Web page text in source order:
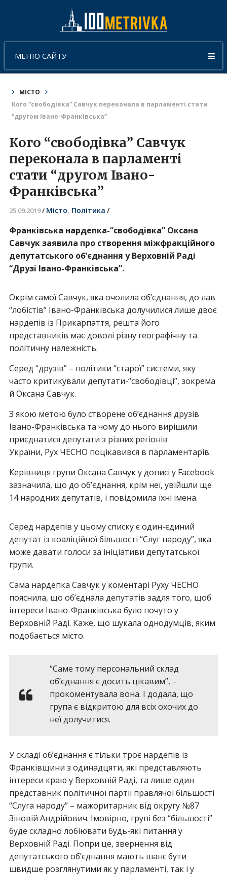
МЕНЮ САЙТУ
МІСТО
Кого “свободівка” Савчук переконала в парламенті стати
“другом Івано-Франківська”
Кого “свободівка” Савчук
переконала в парламенті
стати “другом Івано-
Франківська”
25.09.2019/ Місто, Політика /
Франківська нардепка-“свободівка” Оксана
Савчук заявила про створення міжфракційного
депутатського об’єднання у Верховній Раді
“Друзі Івано-Франківська”.
Окрім самої Савчук, яка очолила об’єднання, до лав
“лобістів” Івано-Франківська долучилися лише двоє
нардепів із Прикарпаття, решта його
представників має доволі різну географічну та
політичну належність.
Серед “друзів” – політики “старої” системи, яку
часто критикували депутати-“свободівці”, зокрема
й Оксана Савчук.
З якою метою було створене об’єднання друзів
Івано-Франківська та чому до нього вирішили
приєднатися депутати з різних регіонів
України, Рух ЧЕСНО поцікавився в парламентарів.
Керівниця групи Оксана Савчук у дописі у Facebook
зазначила, що до об’єднання, крім неї, увійшли ще
14 народних депутатів, і повідомила їхні імена.
Серед нардепів у цьому списку є один-єдиний
депутат із коаліційної більшості “Слуг народу”, яка
може давати голоси за ініціативи депутатської
групи.
Сама нардепка Савчук у коментарі Руху ЧЕСНО
пояснила, що об’єднала депутатів задля того, щоб
інтереси Івано-Франківська було почуто у
Верховній Раді. Каже, що шукала однодумців, яким
подобається місто.
“Саме тому персональний склад
об’єднання є досить цікавим”, –
прокоментувала вона. І додала, що
група є відкритою для всіх охочих до
неї долучитися.
У складі об’єднання є тільки троє нардепів із
Франківщини з одинадцяти, які представляють
інтереси краю у Верховній Раді, та лише один
представник політичної партії правлячої більшості
“Слуга народу” – мажоритарник від округу №87
Зіновій Андрійович. Імовірно, групі без “більшості”
буде складно лобіювати будь-які питання у
Верховній Раді. Попри це, звернення від
депутатського об’єднання мають шанс бути
швидше розглянутими як у парламенті, так і у